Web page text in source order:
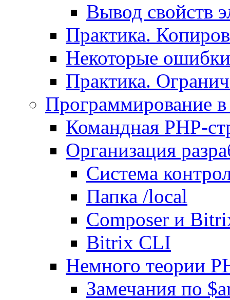
Вывод свойств
Практика.
Некоторые
Практика.
Программирование
Командная PHP-
Организация
Система
Папка /local
Composer и
Bitrix CLI
Немного теории
Замечания по